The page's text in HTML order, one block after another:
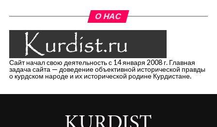
О НАС
Сайт начал свою деятельность с 14 января 2008 г. Главная
задача сайта — доведение объективной исторической правды
о курдском народе и их исторической родине Курдистане.